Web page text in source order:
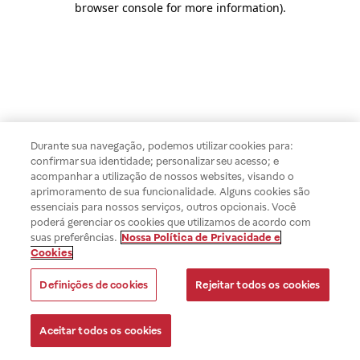
browser console for more information).
Durante sua navegação, podemos utilizar cookies para:
confirmar sua identidade; personalizar seu acesso; e
acompanhar a utilização de nossos websites, visando o
aprimoramento de sua funcionalidade. Alguns cookies são
essenciais para nossos serviços, outros opcionais. Você
poderá gerenciar os cookies que utilizamos de acordo com
suas preferências. Nossa Política de Privacidade e
Cookies
Definições de cookies Rejeitar todos os cookies
Aceitar todos os cookies